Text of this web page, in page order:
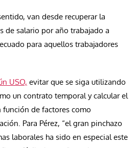
van desde recuperar la
de salario por año trabajado a
para aquellos trabajadores
USO, evitar que se siga utilizando
un contrato temporal y calcular el
de factores como
Para Pérez, “el gran pinchazo
laborales ha sido en especial este